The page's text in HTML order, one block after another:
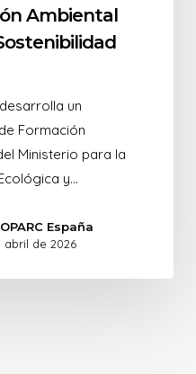
Ambiental
desarrolla un
Formación
Ministerio para la
y…
España
abril de 2026